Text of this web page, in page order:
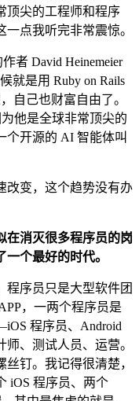
顶尖的工程师和程序
点我听完非常震惊。
者 David Heinemeier
就是用 Ruby on Rails
自己也财富自由了。
他是全球非常顶尖的
个开源的 AI 智能体叫
改变，这个趋势没有办
在消灭很多程序员的岗
个最好的时代。
程序员只是大型软件团
，一两个程序员是
程序员、Android
、测试人员、运营。
钉。我记得很清楚，
iOS 程序员、两个